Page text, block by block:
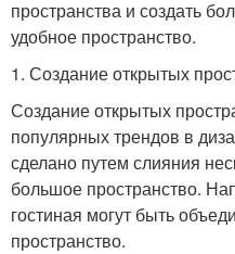
пространства и создать
удобное пространство.
1. Создание открытых
Создание открытых
популярных трендов в
сделано путем слияния
большое пространство.
гостиная могут быть
пространство.